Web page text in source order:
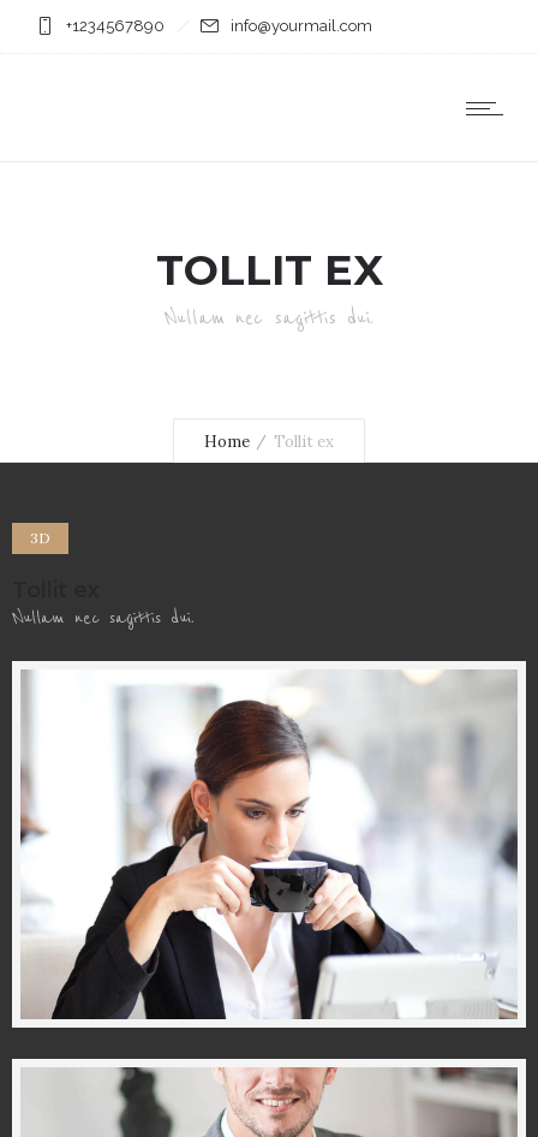
+1234567890 info@yourmail.com
TOLLIT EX
Nullam nec sagittis dui.
Home Tollit ex
3D
Nullam nec sagittis dui.